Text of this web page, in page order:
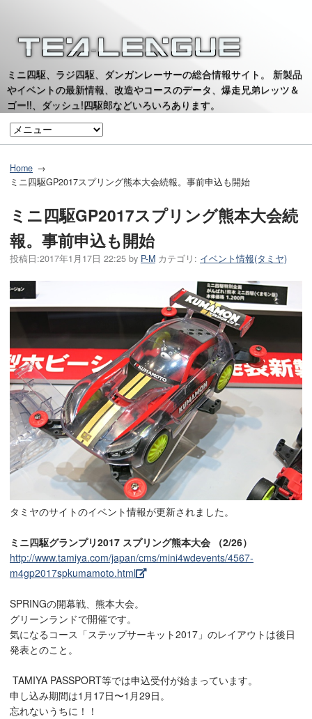
ミニ四駆、ラジ四駆、ダンガンレーサーの総合情報サイト。 新製品
やイベントの最新情報、改造やコースのデータ、爆走兄弟レッツ＆
ゴー!!、ダッシュ!四駆郎などいろいろあります。
Home
ミニ四駆GP2017スプリング熊本大会続報。事前申込も開始
ミニ四駆GP2017スプリング熊本大会続
報。事前申込も開始
投稿日:2017年1月17日 22:25 by P-M カテゴリ: イベント情報(タミヤ)
タミヤのサイトのイベント情報が更新されました。
ミニ四駆グランプリ2017 スプリング熊本大会 （2/26）
http://www.tamiya.com/japan/cms/mini4wdevents/4567-
m4gp2017spkumamoto.html
SPRINGの開幕戦、熊本大会。
グリーンランドで開催です。
気になるコース「ステップサーキット2017」のレイアウトは後日
発表とのこと。
TAMIYA PASSPORT等では申込受付が始まっています。
申し込み期間は1月17日〜1月29日。
忘れないうちに！！